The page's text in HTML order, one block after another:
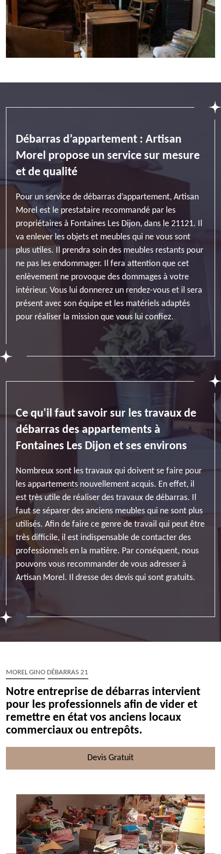
Débarras d’appartement : Artisan
Morel propose un service sur mesure
et de qualité
Pour un service de débarras d’appartement, Artisan
Morel est le prestataire recommandé par les
propriétaires à Fontaines Les Dijon, dans le 21121. Il
va enlever les objets et meubles qui ne vous sont
plus utiles. Il prendra soin des meubles restants pour
ne pas les endommager. Il fera attention que cet
enlèvement ne provoque des dommages à votre
intérieur. Vous lui donnerez un rendez-vous et il sera
présent avec son équipe et les matériels adaptés
pour réaliser la mission que vous lui confiez.
Ce qu'il faut savoir sur les travaux de
débarras des appartements à
Fontaines Les Dijon et ses environs
Nombreux sont les travaux qui doivent se faire pour
les appartements nouvellement acquis. En effet, il
est très utile de réaliser des travaux de débarras. Il
faut se séparer des anciens meubles qui ne sont plus
utilisés. Afin de faire ce genre de travail qui peut être
très difficile, il est indispensable de contacter des
professionnels en la matière. Par conséquent, nous
pouvons vous recommander de vous adresser à
Artisan Morel. Il dresse des devis qui sont gratuits.
MOREL GINO DÉBARRAS 21
Notre entreprise de débarras intervient
pour les professionnels afin de vider et
remettre en état vos anciens locaux
commerciaux ou entrepôts.
Devis Gratuit